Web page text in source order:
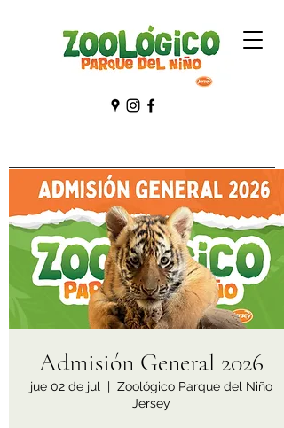
Admisión General 2026
jue 02 de jul
  |
Zoológico Parque del Niño
Jersey